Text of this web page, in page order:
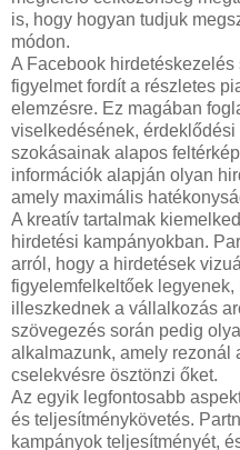
is, hogy hogyan tudjuk
módon.
A Facebook
figyelmet fordít a részletes
elemzésre. Ez magában
viselkedésének,
szokásainak alapos
információk alapján olyan
amely maximális
A kreatív tartalmak
hirdetési kampányokban.
arról, hogy a hirdetések
figyelemfelkeltőek
illeszkednek a vállalkozás
szövegezés során pedig
alkalmazunk, amely rezonál
cselekvésre ösztönzi őket.
Az egyik legfontosabb
és teljesítménykövetés.
kampányok teljesítményét,